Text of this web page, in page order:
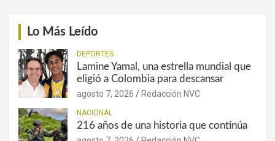
Lo Más Leído
DEPORTES
Lamine Yamal, una estrella mundial que
eligió a Colombia para descansar
agosto 7, 2026 Redacción NVC
NACIONAL
216 años de una historia que continúa